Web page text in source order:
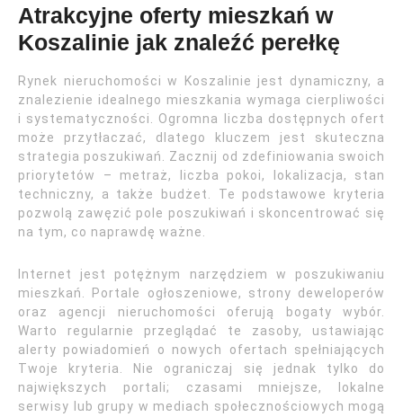
Atrakcyjne oferty mieszkań w
Koszalinie jak znaleźć perełkę
Rynek nieruchomości w Koszalinie jest dynamiczny, a
znalezienie idealnego mieszkania wymaga cierpliwości
i systematyczności. Ogromna liczba dostępnych ofert
może przytłaczać, dlatego kluczem jest skuteczna
strategia poszukiwań. Zacznij od zdefiniowania swoich
priorytetów – metraż, liczba pokoi, lokalizacja, stan
techniczny, a także budżet. Te podstawowe kryteria
pozwolą zawęzić pole poszukiwań i skoncentrować się
na tym, co naprawdę ważne.
Internet jest potężnym narzędziem w poszukiwaniu
mieszkań. Portale ogłoszeniowe, strony deweloperów
oraz agencji nieruchomości oferują bogaty wybór.
Warto regularnie przeglądać te zasoby, ustawiając
alerty powiadomień o nowych ofertach spełniających
Twoje kryteria. Nie ograniczaj się jednak tylko do
największych portali; czasami mniejsze, lokalne
serwisy lub grupy w mediach społecznościowych mogą